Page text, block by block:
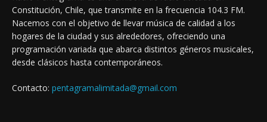
Constitución, Chile, que transmite en la frecuencia 104.3 FM.
Nacemos con el objetivo de llevar música de calidad a los
hogares de la ciudad y sus alrededores, ofreciendo una
programación variada que abarca distintos géneros musicales,
desde clásicos hasta contemporáneos.
Contacto: pentagramalimitada@gmail.com